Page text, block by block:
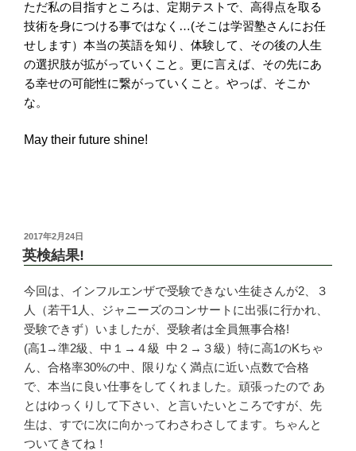
ただ私の目指すところは、定期テストで、高得点を取る
技術を身につける事ではなく…(そこは学習塾さんにお任
せします）本当の英語を知り、体験して、その後の人生
の選択肢が拡がっていくこと。更に言えば、その先にあ
る幸せの可能性に繋がっていくこと。やっぱ、そこか
な。
May their future shine!
投
稿
日:
2017年2月24日
英検結果!
今回は、インフルエンザで受験できない生徒さんが2、３
人（若干1人、ジャニーズのコンサートに出張に行かれ、
受験できず）いましたが、受験者は全員無事合格!
(高1→準2級、中１→４級 中２→３級）特に高1のKちゃ
ん、合格率30%の中、限りなく満点に近い点数で合格
で、本当に良い仕事をしてくれました。頑張ったので あ
とはゆっくりして下さい、と言いたいところですが、先
生は、すでに次に向かってわさわさしてます。ちゃんと
ついてきてね！